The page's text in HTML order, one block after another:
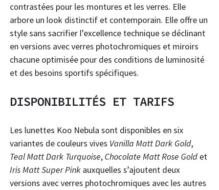
contrastées pour les montures et les verres. Elle
arbore un look distinctif et contemporain. Elle offre un
style sans sacrifier l’excellence technique se déclinant
en versions avec verres photochromiques et miroirs
chacune optimisée pour des conditions de luminosité
et des besoins sportifs spécifiques.
DISPONIBILITÉS ET TARIFS
Les lunettes Koo Nebula sont disponibles en six
variantes de couleurs vives Vanilla Matt Dark Gold,
Teal Matt Dark Turquoise, Chocolate Matt Rose Gold et
Iris Matt Super Pink auxquelles s’ajoutent deux
versions avec verres photochromiques avec les autres